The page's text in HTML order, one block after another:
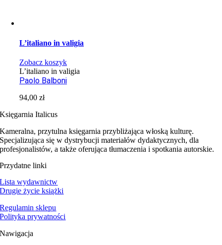
L’italiano in valigia
Zobacz koszyk
L’italiano in valigia
Paolo Balboni
94,00zł
Księgarnia Italicus
Kameralna, przytulna księgarnia przybliżająca włoską kulturę.
Specjalizująca się w dystrybucji materiałów dydaktycznych, dla
profesjonalistów, a także oferująca tłumaczenia i spotkania autorskie.
Przydatne linki
Lista wydawnictw
Drugie życie książki
Regulamin sklepu
Polityka prywatności
Nawigacja